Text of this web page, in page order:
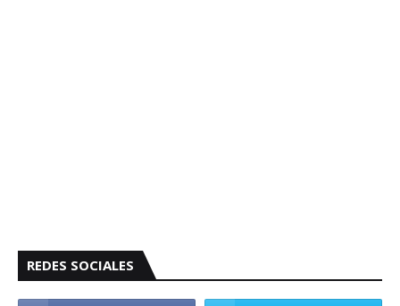
REDES SOCIALES